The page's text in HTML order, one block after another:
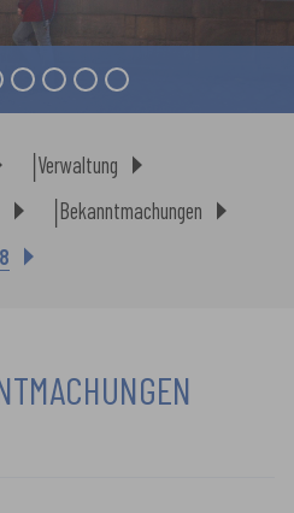
Verwaltung
Bekanntmachungen